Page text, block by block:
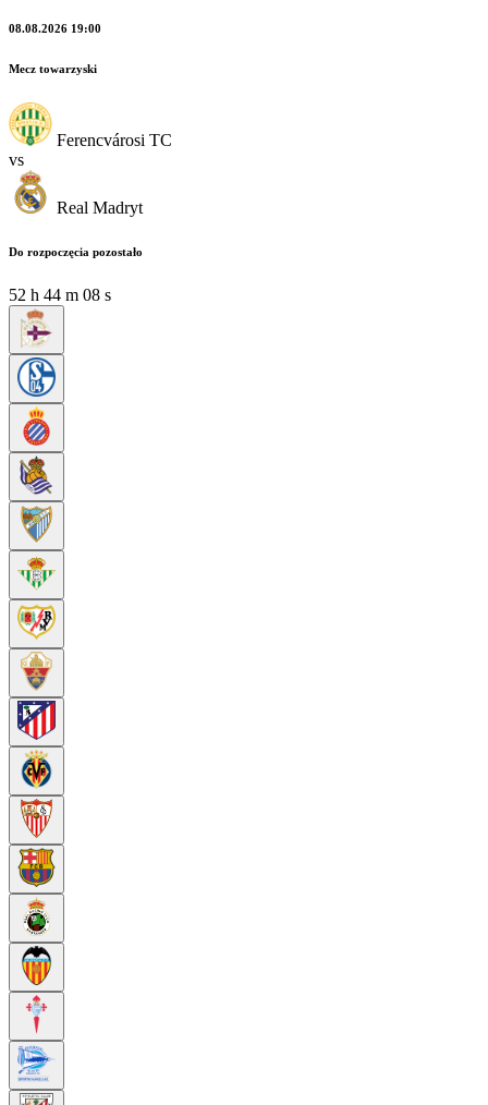
08.08.2026 19:00
Mecz towarzyski
Ferencvárosi TC
vs
Real Madryt
Do rozpoczęcia pozostało
52 h 44 m 08 s